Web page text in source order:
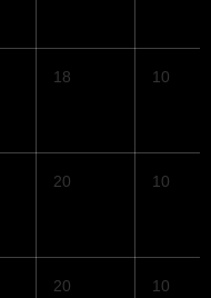
18 10
20 10
20 10